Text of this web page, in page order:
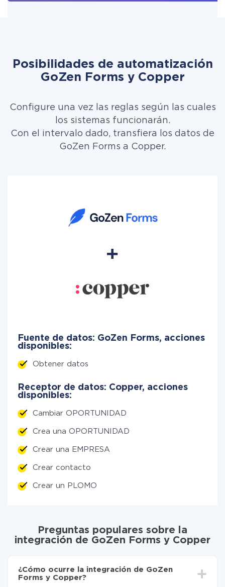
Posibilidades de automatización
GoZen Forms y Copper
Configure una vez las reglas según las cuales
los sistemas funcionarán.
Con el intervalo dado, transfiera los datos de
GoZen Forms a Copper.
Fuente de datos: GoZen Forms, acciones
disponibles:
Obtener datos
Receptor de datos: Copper, acciones
disponibles:
Cambiar OPORTUNIDAD
Crea una OPORTUNIDAD
Crear una EMPRESA
Crear contacto
Crear un PLOMO
Preguntas populares sobre la
integración de GoZen Forms y Copper
¿Cómo ocurre la integración de GoZen
Forms y Copper?